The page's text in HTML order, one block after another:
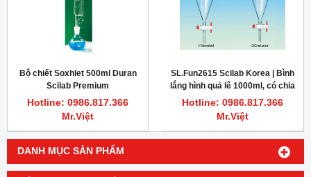
DANH MỤC SẢN PHẨM
Bộ chiết Soxhlet 500ml Duran
Scilab Premium
Hotline: 0986.817.366
Mr.Việt
SL.Fun2615 Scilab Korea | Bình
lắng hình quả lê 1000ml, có chia
vạch 50ml
Hotline: 0986.817.366
Mr.Việt